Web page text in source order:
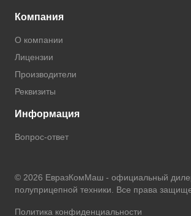
Компания
О компании
Лицензии
Производители
Реквизиты
Информация
Вопрос-ответ
© 2026 ЕвразКомМаш - официальный
полуприцепной техники . Все права
Политика конфиденциальности